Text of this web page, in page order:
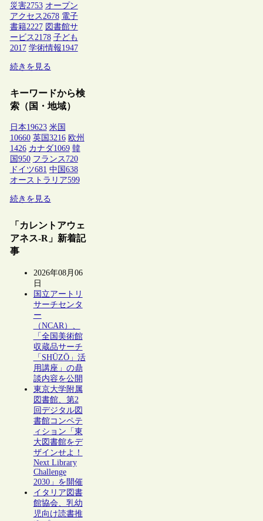
災害2753 オープン
アクセス 2678 電子
書籍2227 図書館サ
ービス 2178 子ども
2017 学術情報1947
続きを見る
キーワードから検
索（国・地域）
日本19623 米国
10660 英国 3216 欧州
1426 カナダ1069 韓
国 950 フランス 720
ドイツ681 中国 638
オーストラリア599
続きを見る
「カレントアウェ
アネス-R」新着記
事
2026年08月06
日
国立アートリ
サーチセンタ
ー
（NCAR）、
「全国美術館
収蔵品サーチ
「SHŪZŌ」活
用講座」の鼎
談内容を公開
東京大学附属
図書館、第2
回デジタル図
書館コンペテ
ィション「東
大図書館をデ
ザインせよ！
Next Library
Challenge
2030」を開催
イタリア図書
館協会、乳幼
児向け読書推